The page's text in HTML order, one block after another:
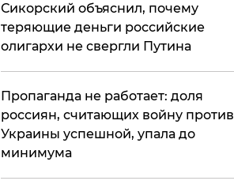
Сикорский объяснил, почему
теряющие деньги российские
олигархи не свергли Путина
​Пропаганда не работает: доля
россиян, считающих войну против
Украины успешной, упала до
минимума